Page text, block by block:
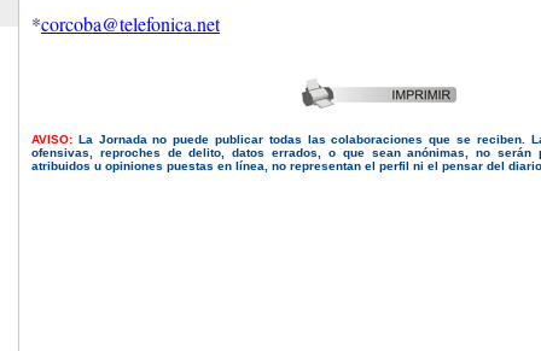
*corcoba@telefonica.net
AVISO: La Jornada no puede publicar todas las colaboraciones que se reciben.
ofensivas, reproches de delito, datos errados, o que sean anónimas, no serán
atribuidos u opiniones puestas en línea, no representan el perfil ni el pensar del